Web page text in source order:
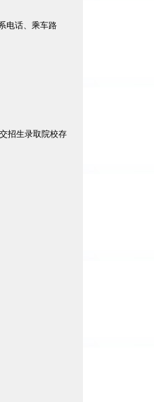
电话、乘车路
招生录取院校存